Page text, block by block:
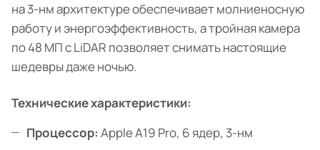
на 3-нм архитектуре обеспечивает молниеносную
работу и энергоэффективность, а тройная камера
по 48 МП с LiDAR позволяет снимать настоящие
шедевры даже ночью.
Технические характеристики:
Процессор: Apple A19 Pro, 6 ядер, 3-нм